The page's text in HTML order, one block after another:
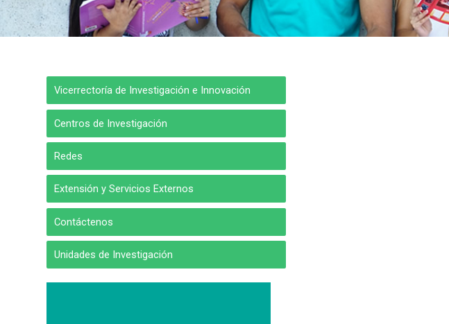
Vicerrectoría de Investigación e Innovación
Centros de Investigación
Redes
Extensión y Servicios Externos
Contáctenos
Unidades de Investigación